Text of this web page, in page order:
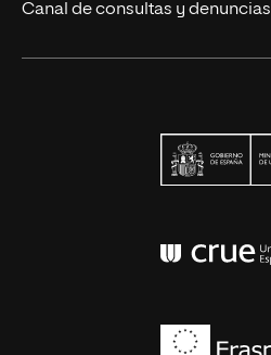
Canal de consultas y denuncias